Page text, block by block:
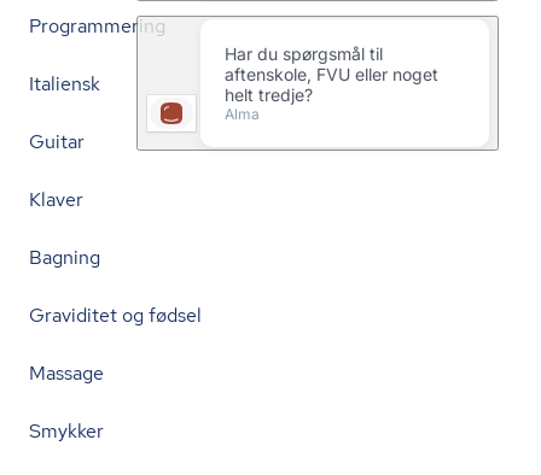
Programmering
Italiensk
Guitar
Klaver
Bagning
Graviditet og fødsel
Massage
Smykker